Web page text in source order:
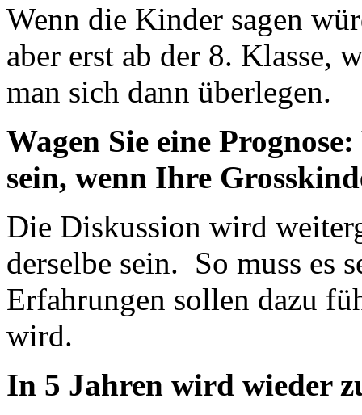
Wenn die Kinder sagen
aber erst ab der 8. Klasse,
man sich dann überlegen.
Wagen Sie eine
sein, wenn Ihre
Die Diskussion wird
derselbe sein. So muss es
Erfahrungen sollen dazu
wird.
In 5 Jahren wird wieder